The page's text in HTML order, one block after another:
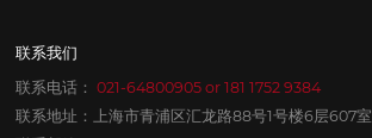
联系我们
联系电话：021-64800905 or 181 1752 9384
联系地址：上海市青浦区汇龙路88号1号楼6层607室